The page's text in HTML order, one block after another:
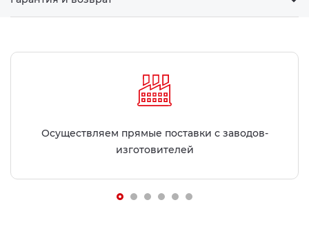
Осуществляем прямые поставки с заводов-
изготовителей